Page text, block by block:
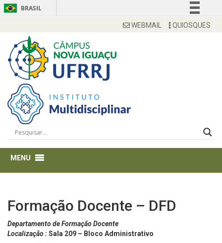
BRASIL
Simplifique!QUIOSQUES
WEBMAIL
Formação Docente – DFD
Departamento de Formação Docente
Localização :Sala 209 – Bloco Administrativo